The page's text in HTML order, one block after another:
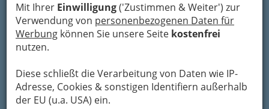
Mit Ihrer Einwilligung('Zustimmen & Weiter') zur
Verwendung von personenbezogenen Daten für
Werbung können Sie unsere Seite kostenfrei
nutzen.
Diese schließt die Verarbeitung von Daten wie IP-
Adresse, Cookies & sonstigen Identifiern außerhalb
der EU (u.a. USA) ein.
Karte
Karte anzeigen
Kontaktaufnahme